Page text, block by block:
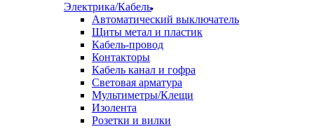
Электрика/Кабель
Автоматический выключатель
Щиты метал и пластик
Кабель-провод
Контакторы
Кабель канал и гофра
Световая арматура
Мультиметры/Клещи
Изолента
Розетки и вилки